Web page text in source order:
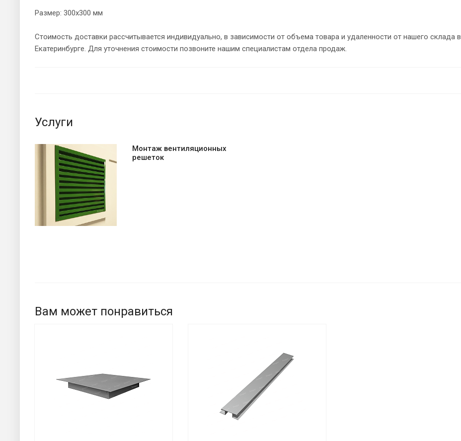
Размер: 300х300 мм
Стоимость доставки рассчитывается индивидуально, в зависимости от объема товара и удаленности от нашего склада в
Екатеринбурге. Для уточнения стоимости позвоните нашим специалистам отдела продаж.
Услуги
Монтаж вентиляционных
решеток
Вам может понравиться